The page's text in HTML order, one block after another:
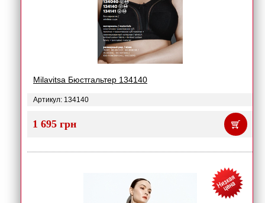
Milavitsa Бюстгальтер 134140
Артикул: 134140
1 695 грн